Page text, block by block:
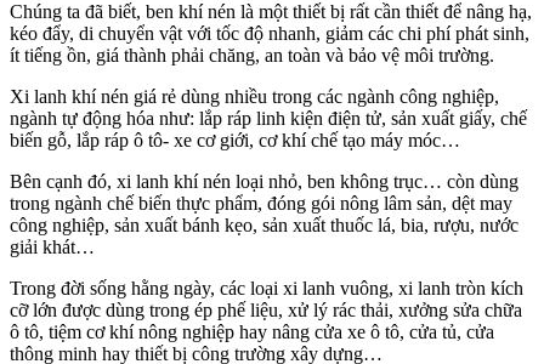
Chúng ta đã biết, ben khí nén là một thiết bị rất cần thiết để nâng hạ,
kéo đẩy, di chuyển vật với tốc độ nhanh, giảm các chi phí phát sinh,
ít tiếng ồn, giá thành phải chăng, an toàn và bảo vệ môi trường.
Xi lanh khí nén giá rẻ dùng nhiều trong các ngành công nghiệp,
ngành tự động hóa như: lắp ráp linh kiện điện tử, sản xuất giấy, chế
biến gỗ, lắp ráp ô tô- xe cơ giới, cơ khí chế tạo máy móc…
Bên cạnh đó, xi lanh khí nén loại nhỏ, ben không trục… còn dùng
trong ngành chế biến thực phẩm, đóng gói nông lâm sản, dệt may
công nghiệp, sản xuất bánh kẹo, sản xuất thuốc lá, bia, rượu, nước
giải khát…
Trong đời sống hằng ngày, các loại xi lanh vuông, xi lanh tròn kích
cỡ lớn được dùng trong ép phế liệu, xử lý rác thải, xưởng sửa chữa
ô tô, tiệm cơ khí nông nghiệp hay nâng cửa xe ô tô, cửa tủ, cửa
thông minh hay thiết bị công trường xây dựng…